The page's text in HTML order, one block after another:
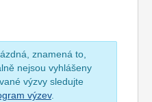
znamená to,
nejsou vyhlášeny
výzvy sledujte
výzev.